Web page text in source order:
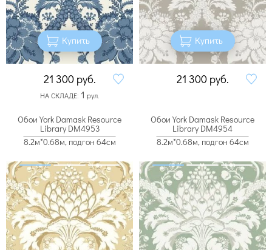
Купить
21 300 руб.
НА СКЛАДЕ: 1 рул.
Купить
21 300 руб.
Обои York Damask Resource
Library DM4953
8.2м*0.68м, подгон 64см
Обои York Damask Resource
Library DM4954
8.2м*0.68м, подгон 64см